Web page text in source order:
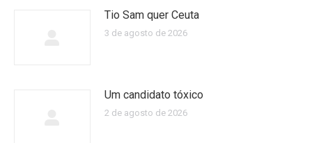
Tio Sam quer Ceuta
3 de agosto de 2026
Um candidato tóxico
2 de agosto de 2026